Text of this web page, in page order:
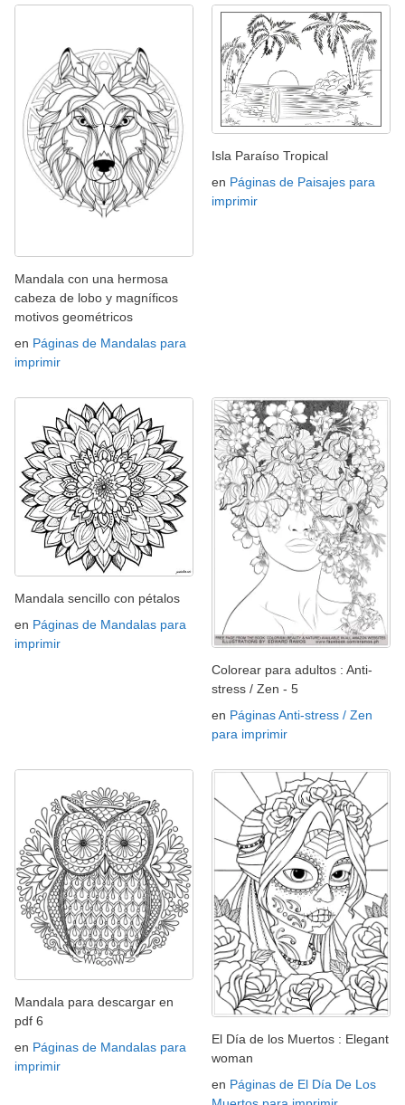
Mandala con una hermosa
cabeza de lobo y magníficos
motivos geométricos
en Páginas de Mandalas para
imprimir
Isla Paraíso Tropical
en Páginas de Paisajes para
imprimir
Mandala sencillo con pétalos
en Páginas de Mandalas para
imprimir
Colorear para adultos : Anti-
stress / Zen - 5
en Páginas Anti-stress / Zen
para imprimir
Mandala para descargar en
pdf 6
en Páginas de Mandalas para
imprimir
El Día de los Muertos : Elegant
woman
en Páginas de El Día De Los